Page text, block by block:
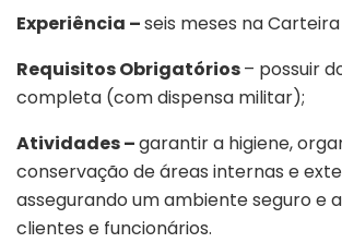
Experiência –seis meses na
Requisitos Obrigatórios– possuir
completa (com dispensa militar);
Atividades –garantir a higiene,
conservação de áreas internas e
assegurando um ambiente seguro e
clientes e funcionários.